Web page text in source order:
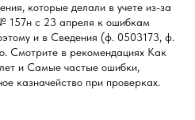
которые делали в учете из-за
157н с 23 апреля к ошибкам
и в Сведения (ф. 0503173, ф.
Смотрите в рекомендациях Как
и Самые частые ошибки,
казначейство при проверках.